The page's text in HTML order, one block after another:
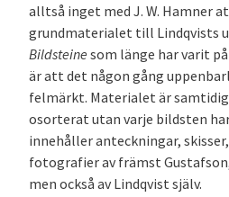
alltså inget med J. W. Hamner
grundmaterialet till Lindqvists
Bildsteine som länge har varit
är att det någon gång
felmärkt. Materialet är
osorterat utan varje bildsten
innehåller anteckningar,
fotografier av främst
men också av Lindqvist själv.